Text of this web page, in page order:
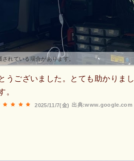
れている場合があります。
うございました。とても助かりまし
。
出典:www.google.com
2025/11/7(金)